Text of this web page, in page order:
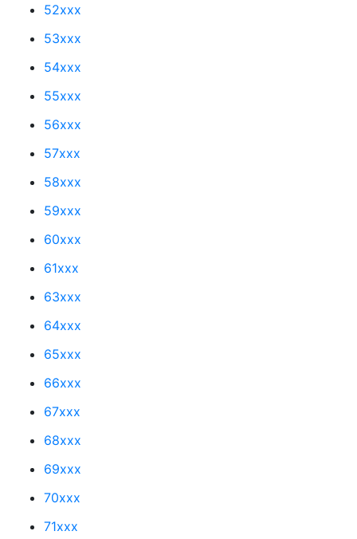
52xxx
53xxx
54xxx
55xxx
56xxx
57xxx
58xxx
59xxx
60xxx
61xxx
63xxx
64xxx
65xxx
66xxx
67xxx
68xxx
69xxx
70xxx
71xxx